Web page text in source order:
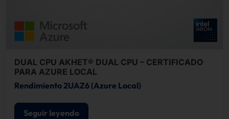
DUAL CPU AKHET® DUAL CPU – CERTIFICADO
PARA AZURE LOCAL
Rendimiento 2UAZ6 (Azure Local)
Seguir leyendo